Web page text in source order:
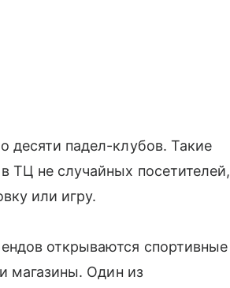
десяти падел-клубов. Такие
ТЦ не случайных посетителей,
или игру.
открываются спортивные
магазины. Один из